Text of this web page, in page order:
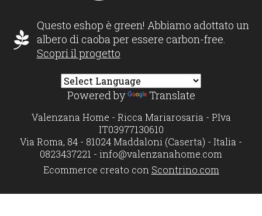
Questo eshop è green! Abbiamo adottato un
albero di caoba per essere carbon-free.
Scopri il progetto
Powered by Translate
Valenzana Home - Ricca Mariarosaria - P.Iva
IT03977130610
Via Roma, 84 - 81024 Maddaloni (Caserta) - Italia -
0823437221 - info@valenzanahome.com
Ecommerce creato con Scontrino.com